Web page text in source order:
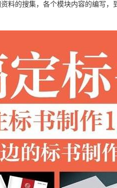
料的搜集，各个模块内容的编写